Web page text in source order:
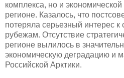
комплекса, но и экономической
регионе. Казалось, что
потеряла серьезный интерес
рубежам. Отсутствие
регионе вылилось в
экономическую деградацию и
Российской Арктики.